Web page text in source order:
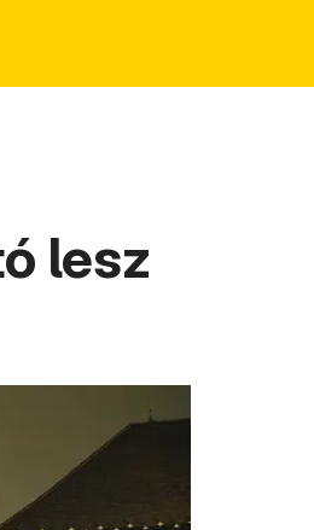
lesz